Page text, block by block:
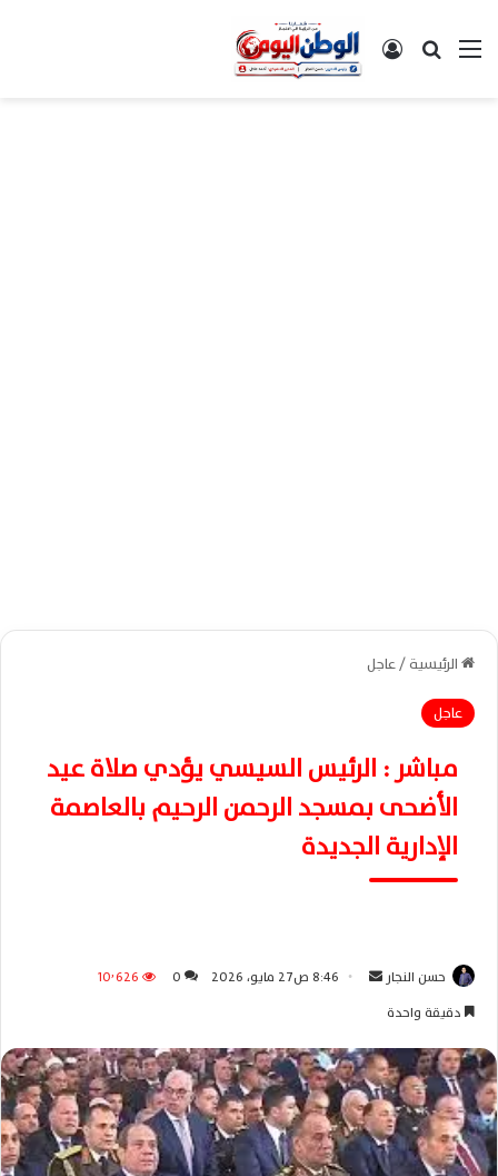
القائمةبحث عن تسجيل الدخول
الرئيسية/عاجل
عاجل
مباشر : الرئيس السيسي يؤدي صلاة عيد
الأضحى بمسجد الرحمن الرحيم بالعاصمة
الإدارية الجديدة
حسن النجار
ل
ب
ر
ي
د
8:46 ص27 مايو، 2026 0
10٬626
دقيقة واحدة